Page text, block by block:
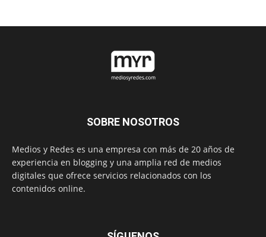
SOBRE NOSOTROS
Medios y Redes es una empresa con más de 20 años de
experiencia en blogging y una amplia red de medios
digitales que ofrece servicios relacionados con los
contenidos online.